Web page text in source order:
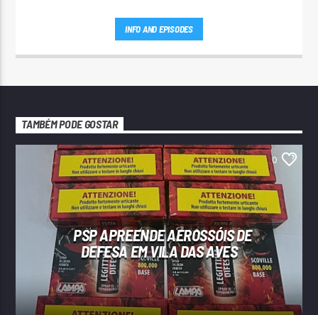
INFO AND EPISODES
TAMBÉM PODE GOSTAR
0
PSP APREENDE AEROSSÓIS DE
DEFESA EM VILA DAS AVES